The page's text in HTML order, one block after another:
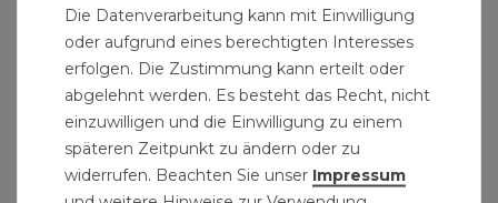
Die Datenverarbeitung kann mit Einwilligung
oder aufgrund eines berechtigten Interesses
erfolgen. Die Zustimmung kann erteilt oder
abgelehnt werden. Es besteht das Recht, nicht
einzuwilligen und die Einwilligung zu einem
späteren Zeitpunkt zu ändern oder zu
widerrufen. Beachten Sie unser Impressum